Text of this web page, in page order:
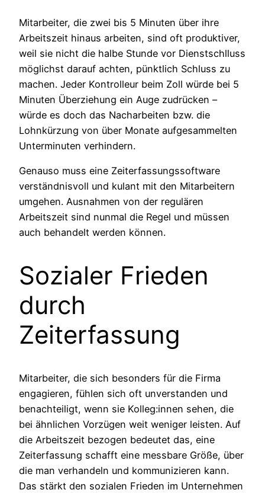
Mitarbeiter, die zwei bis 5 Minuten über ihre
Arbeitszeit hinaus arbeiten, sind oft produktiver,
weil sie nicht die halbe Stunde vor Dienstschlluss
möglichst darauf achten, pünktlich Schluss zu
machen. Jeder Kontrolleur beim Zoll würde bei 5
Minuten Überziehung ein Auge zudrücken –
würde es doch das Nacharbeiten bzw. die
Lohnkürzung von über Monate aufgesammelten
Unterminuten verhindern.
Genauso muss eine Zeiterfassungssoftware
verständnisvoll und kulant mit den Mitarbeitern
umgehen. Ausnahmen von der regulären
Arbeitszeit sind nunmal die Regel und müssen
auch behandelt werden können.
Sozialer Frieden
durch
Zeiterfassung
Mitarbeiter, die sich besonders für die Firma
engagieren, fühlen sich oft unverstanden und
benachteiligt, wenn sie Kolleg:innen sehen, die
bei ähnlichen Vorzügen weit weniger leisten. Auf
die Arbeitszeit bezogen bedeutet das, eine
Zeiterfassung schafft eine messbare Größe, über
die man verhandeln und kommunizieren kann.
Das stärkt den sozialen Frieden im Unternehmen